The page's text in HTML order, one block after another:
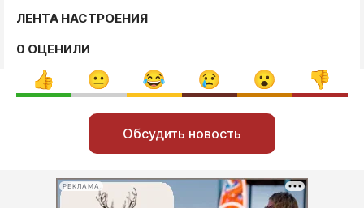
ЛЕНТА НАСТРОЕНИЯ
0 ОЦЕНИЛИ
Обсудить новость
РЕКЛАМА